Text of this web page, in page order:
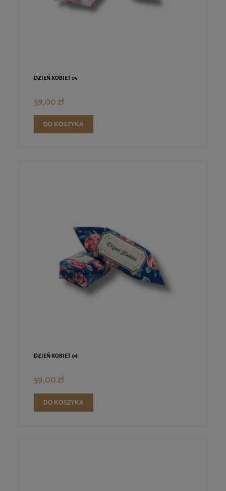
DZIEŃ KOBIET 05
59,00 zł
DO KOSZYKA
DZIEŃ KOBIET 04
59,00 zł
DO KOSZYKA